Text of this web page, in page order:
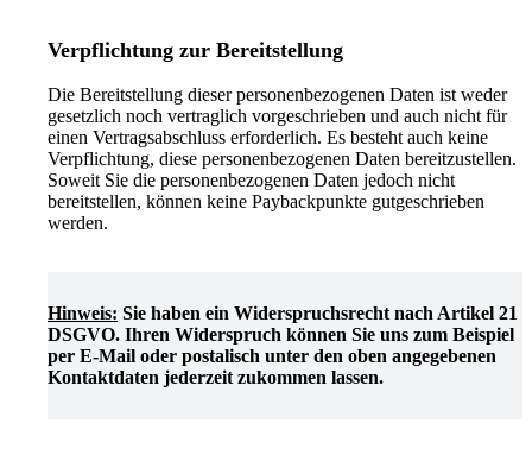
Verpflichtung zur Bereitstellung
Die Bereitstellung dieser personenbezogenen Daten ist weder
gesetzlich noch vertraglich vorgeschrieben und auch nicht für
einen Vertragsabschluss erforderlich. Es besteht auch keine
Verpflichtung, diese personenbezogenen Daten bereitzustellen.
Soweit Sie die personenbezogenen Daten jedoch nicht
bereitstellen, können keine Paybackpunkte gutgeschrieben
werden.
Hinweis: Sie haben ein Widerspruchsrecht nach Artikel 21
DSGVO. Ihren Widerspruch können Sie uns zum Beispiel
per E-Mail oder postalisch unter den oben angegebenen
Kontaktdaten jederzeit zukommen lassen.